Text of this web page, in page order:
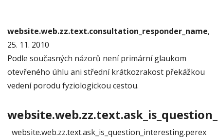
website.web.zz.text.consultation_responder_name,
25. 11. 2010
Podle současných názorů není primární glaukom
otevřeného úhlu ani střední krátkozrakost překážkou
vedení porodu fyziologickou cestou.
website.web.zz.text.ask_is_question_interesting.perex